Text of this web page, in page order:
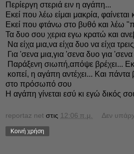
Περίεργη στεριά ειν η αγάπη...
Εκεί που λέω είμαι μακρία, φαίνεται
Εκεί που φτάνω στο βυθό και λέω
Τα δυο σου χερια εγω κρατώ και
Να είχα μια,να είχα δυο να είχα
Για 'σενα μια,για 'σενα δυο για
Παράξενη σιωπή,απόψε βρέχει...
κοπεί, η αγάπη αντέχει... Και πάντα
στο πρόσωπό σου
Η αγάπη γίνεται εσύ κι εγώ δικός
reportaz net στις 12:06 π.μ. Δεν
Κοινή χρήση